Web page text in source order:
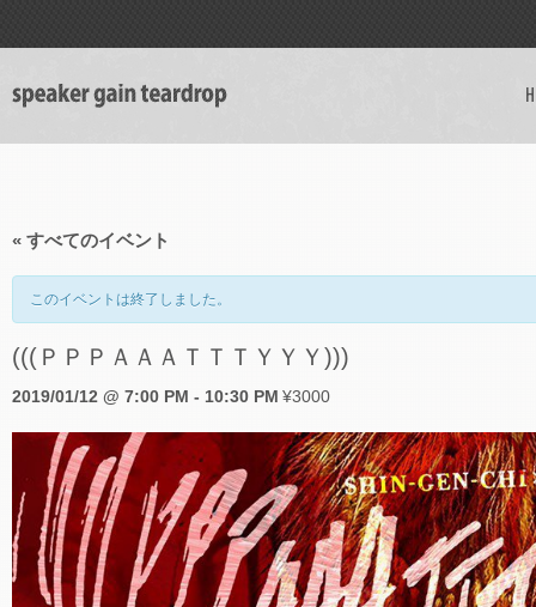
« すべてのイベント
このイベントは終了しました。
(((ＰＰＰＡＡＡＴＴＴＹＹＹ)))
2019/01/12 @ 7:00 PM - 10:30 PM ¥3000